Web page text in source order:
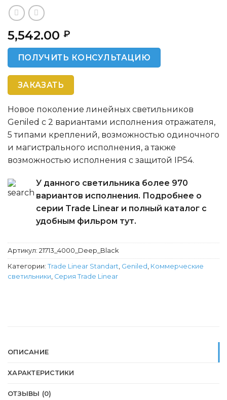
5,542.00 ₽
ПОЛУЧИТЬ КОНСУЛЬТАЦИЮ
ЗАКАЗАТЬ
Новое поколение линейных светильников
Geniled с 2 вариантами исполнения отражателя,
5 типами креплений, возможностью одиночного
и магистрального исполнения, а также
возможностью исполнения с защитой IP54.
У данного светильника более 970
вариантов исполнения. Подробнее о
серии Trade Linear и полный каталог с
удобным фильром тут.
Артикул: 21713_4000_Deep_Black
Категории: Trade Linear Standart, Geniled , Коммерческие
светильники, Серия Trade Linear
ОПИСАНИЕ
ХАРАКТЕРИСТИКИ
ОТЗЫВЫ (0)